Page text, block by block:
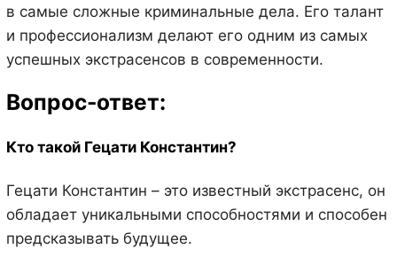
в самые сложные криминальные дела. Его талант
и профессионализм делают его одним из самых
успешных экстрасенсов в современности.
Вопрос-ответ:
Кто такой Гецати Константин?
Гецати Константин – это известный экстрасенс, он
обладает уникальными способностями и способен
предсказывать будущее.